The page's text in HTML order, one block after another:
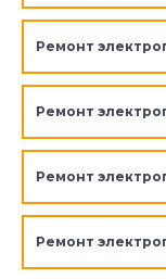
Ремонт
Ремонт
Ремонт
Ремонт